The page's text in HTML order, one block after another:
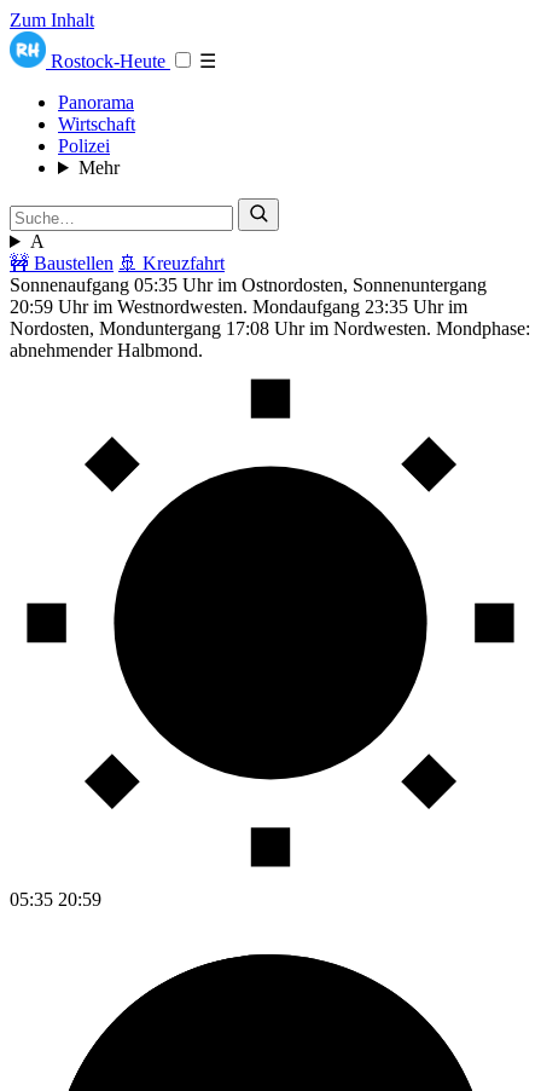
Zum Inhalt
Rostock-Heute
☰
Panorama
Wirtschaft
Polizei
Mehr
A
🚧 Baustellen 🚢 Kreuzfahrt
Sonnenaufgang 05:35 Uhr im Ostnordosten, Sonnenuntergang
20:59 Uhr im Westnordwesten. Mondaufgang 23:35 Uhr im
Nordosten, Monduntergang 17:08 Uhr im Nordwesten. Mondphase:
abnehmender Halbmond.
05:35 20:59